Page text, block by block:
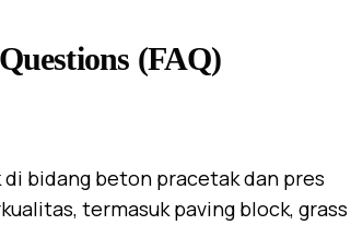
(FAQ)
di bidang beton pracetak dan pres
termasuk paving block, grass